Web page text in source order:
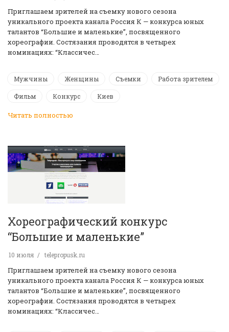
Приглашаем зрителей на съемку нового сезона
уникального проекта канала Россия К — конкурса юных
талантов “Большие и маленькие”, посвященного
хореографии. Состязания проводятся в четырех
номинациях: “Классичес…
Мужчины Женщины Съемки Работа зрителем
Фильм Конкурс Киев
Читать полностью
Хореографический конкурс
“Большие и маленькие”
10 июля telepropusk.ru
Приглашаем зрителей на съемку нового сезона
уникального проекта канала Россия К — конкурса юных
талантов “Большие и маленькие”, посвященного
хореографии. Состязания проводятся в четырех
номинациях: “Классичес…